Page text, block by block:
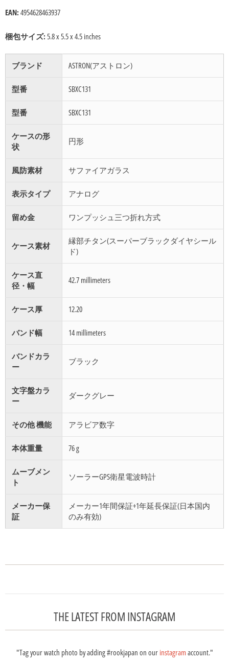
EAN: 4954628463937
梱包サイズ: 5.8 x 5.5 x 4.5 inches
ブランド ASTRON(アストロン)
型番 SBXC131
型番 SBXC131
ケースの形
状
円形
風防素材 サファイアガラス
表示タイプ アナログ
留め金 ワンプッシュ三つ折れ方式
ケース素材
縁部チタン(スーパーブラックダイヤシール
ド)
ケース直
径・幅
42.7 millimeters
ケース厚 12.20
バンド幅 14 millimeters
バンドカラ
ー
ブラック
文字盤カラ
ー
ダークグレー
その他 機能 アラビア数字
本体重量 76 g
ムーブメン
ト
ソーラーGPS衛星電波時計
メーカー保
証
メーカー1年間保証+1年延長保証(日本国内
のみ有効)
THE LATEST FROM INSTAGRAM
"Tag your watch photo by adding #rookjapan on our instagramaccount."